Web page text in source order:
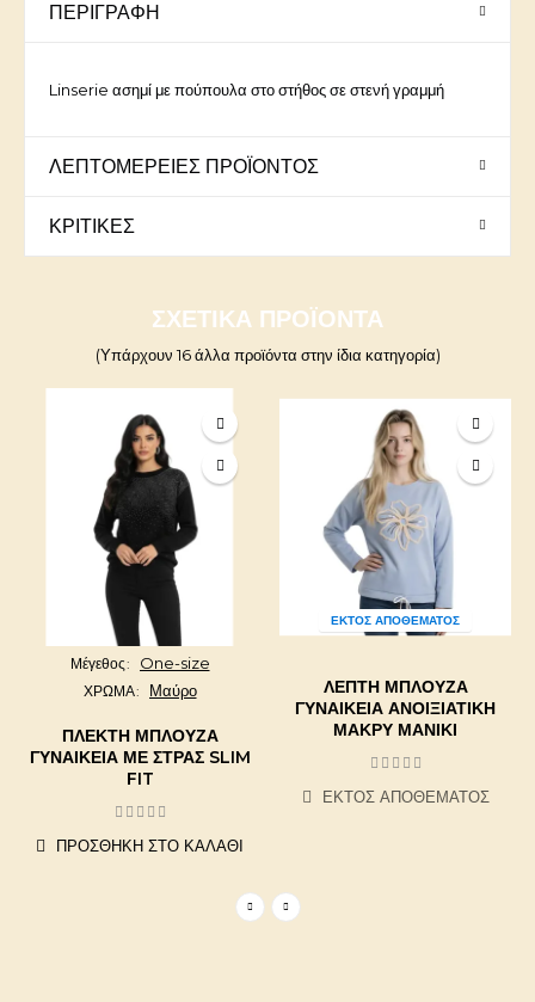
ΠΕΡΙΓΡΑΦΉ
Linserie ασημί με πούπουλα στο στήθος σε στενή γραμμή
ΛΕΠΤΟΜΈΡΕΙΕΣ ΠΡΟΪΌΝΤΟΣ
ΚΡΙΤΙΚΈΣ
ΣΧΕΤΙΚΆ ΠΡΟΪΌΝΤΑ
(Υπάρχουν 16 άλλα προϊόντα στην ίδια κατηγορία)
Μέγεθος One-size
ΧΡΩΜΑ Μαύρο
ΠΛΕΚΤΉ ΜΠΛΟΎΖΑ
ΓΥΝΑΙΚΕΊΑ ΜΕ ΣΤΡΑΣ SLIM
FIT
ΠΡΟΣΘΉΚΗ ΣΤΟ ΚΑΛΆΘΙ
ΕΚΤΌΣ ΑΠΟΘΈΜΑΤΟΣ
ΛΕΠΤΉ ΜΠΛΟΎΖΑ
ΓΥΝΑΙΚΕΊΑ ΑΝΟΙΞΙΆΤΙΚΗ
ΜΑΚΡΎ ΜΑΝΊΚΙ
ΕΚΤΌΣ ΑΠΟΘΈΜΑΤΟΣ